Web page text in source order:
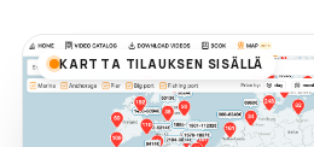
KARTTA TILAUKSEN SISÄLLÄ